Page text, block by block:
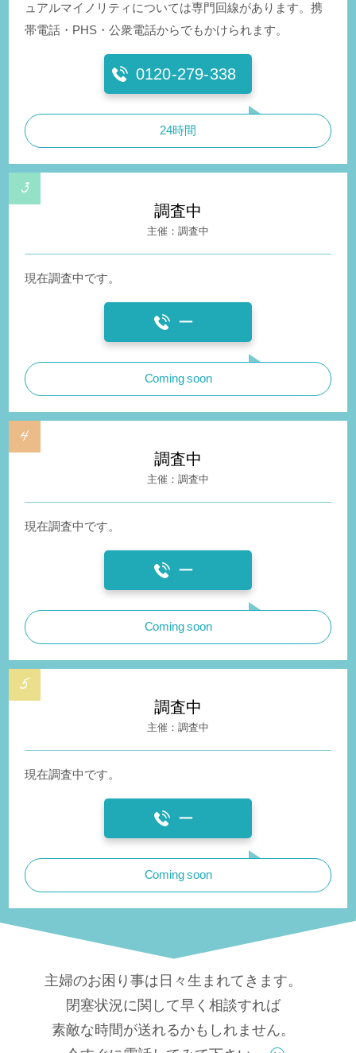
ュアルマイノリティについては専門回線があります。携
帯電話・PHS・公衆電話からでもかけられます。
0120-279-338
24時間
調査中
調査中
現在調査中です。
ー
Coming soon
調査中
調査中
現在調査中です。
ー
Coming soon
調査中
調査中
現在調査中です。
ー
Coming soon
主婦のお困り事は日々生まれてきます。
閉塞状況に関して早く相談すれば
素敵な時間が送れるかもしれません。